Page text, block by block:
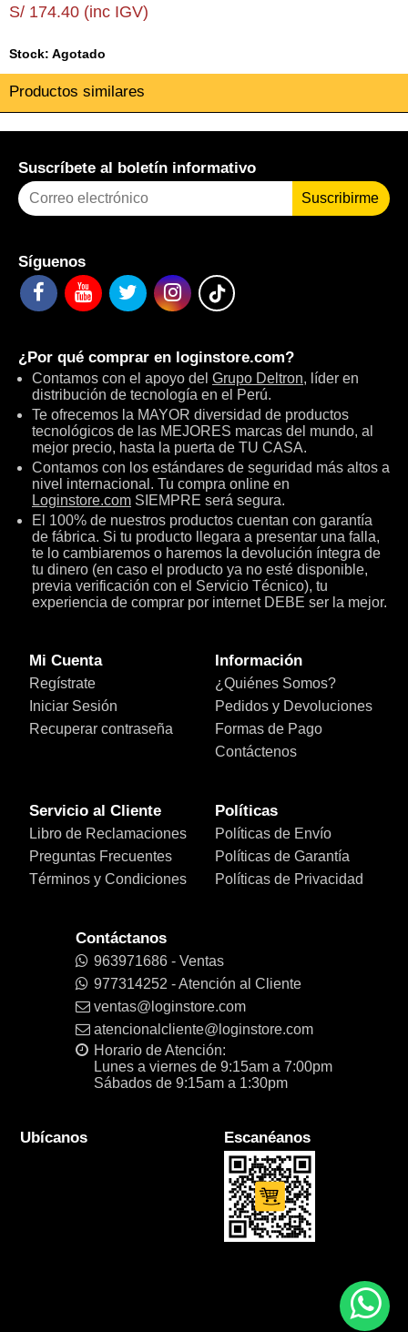
S/ 174.40 (inc IGV)
Stock: Agotado
Productos similares
Suscríbete al boletín informativo
Suscribirme
Síguenos
¿Por qué comprar en loginstore.com?
Contamos con el apoyo del Grupo Deltron, líder en
distribución de tecnología en el Perú.
Te ofrecemos la MAYOR diversidad de productos
tecnológicos de las MEJORES marcas del mundo, al
mejor precio, hasta la puerta de TU CASA.
Contamos con los estándares de seguridad más altos a
nivel internacional. Tu compra online en
Loginstore.com SIEMPRE será segura.
El 100% de nuestros productos cuentan con garantía
de fábrica. Si tu producto llegara a presentar una falla,
te lo cambiaremos o haremos la devolución íntegra de
tu dinero (en caso el producto ya no esté disponible,
previa verificación con el Servicio Técnico), tu
experiencia de comprar por internet DEBE ser la mejor.
Mi Cuenta
Regístrate
Iniciar Sesión
Recuperar contraseña
Información
¿Quiénes Somos?
Pedidos y Devoluciones
Formas de Pago
Contáctenos
Servicio al Cliente
Libro de Reclamaciones
Preguntas Frecuentes
Términos y Condiciones
Políticas
Políticas de Envío
Políticas de Garantía
Políticas de Privacidad
Contáctanos
963971686 - Ventas
977314252 - Atención al Cliente
ventas@loginstore.com
atencionalcliente@loginstore.com
Horario de Atención:
Lunes a viernes de 9:15am a 7:00pm
Sábados de 9:15am a 1:30pm
Ubícanos Escanéanos